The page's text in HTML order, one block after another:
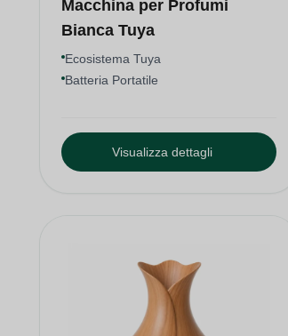
Macchina per Profumi
Bianca Tuya
Ecosistema Tuya
Batteria Portatile
Visualizza dettagli